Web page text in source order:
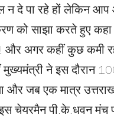
दे पा रहे हों लेकिन आप
को साझा करते हुए कहा
और अगर कहीं कुछ कमी
मुख्यमंत्री ने इस दौरान
और जब एक मात्र
चेयरमैन पी.के.धवन मंच